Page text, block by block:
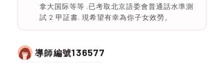
拿大国际等等 .已考取北京語委會普通話水準測
試 2 甲証書. 現希望有幸為你子女效勞。
導師編號136577